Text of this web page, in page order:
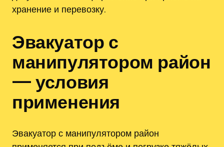
хранение и перевозку.
Эвакуатор с
манипулятором район
— условия
применения
Эвакуатор с манипулятором район